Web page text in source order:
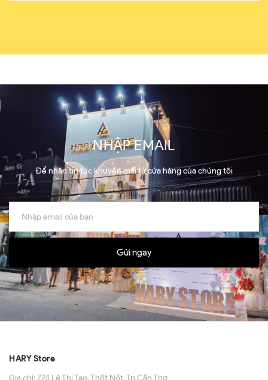
NHẬP EMAIL
Để nhận tin tức khuyến mãi từ cửa hàng của chúng tôi
Gửi ngay
HARY Store